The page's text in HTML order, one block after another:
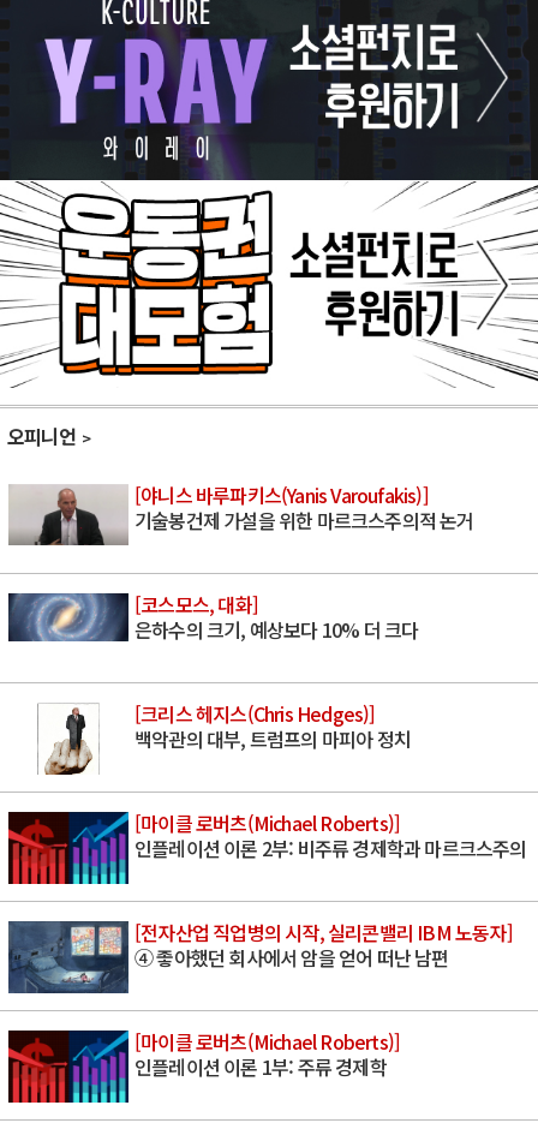
오피니언
[야니스 바루파키스(Yanis Varoufakis)]
기술봉건제 가설을 위한 마르크스주의적 논거
[코스모스, 대화]
은하수의 크기, 예상보다 10% 더 크다
[크리스 헤지스(Chris Hedges)]
백악관의 대부, 트럼프의 마피아 정치
[마이클 로버츠(Michael Roberts)]
인플레이션 이론 2부: 비주류 경제학과 마르크스주의
[전자산업 직업병의 시작, 실리콘밸리 IBM 노동자]
④ 좋아했던 회사에서 암을 얻어 떠난 남편
[마이클 로버츠(Michael Roberts)]
인플레이션 이론 1부: 주류 경제학